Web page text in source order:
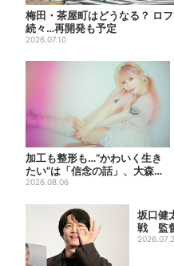
梅田・茶屋町はどうなる？ ロ
続々…再開発も予定
2026.07.10
加工も整形も…“かわいく生き
たい”は「信念の話」、大森靖
子が新作に込めた思い
2026.08.06
坂口健
戦 監